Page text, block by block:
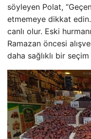
söyleyen Polat,
etmemeye dikkat
canlı olur. Eski
Ramazan öncesi
daha sağlıklı bir